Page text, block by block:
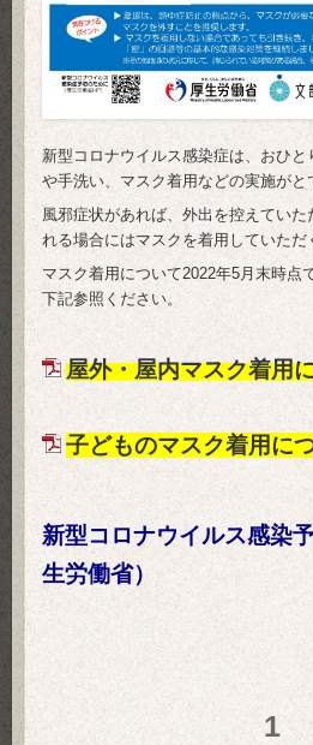
新型コロナウイルス感染症は、おひと
や手洗い、マスク着用などの実施がと
風邪症状があれば、外出を控えてい
れる場合にはマスクを着用していただ
マスク着用について2022年5月末時点
下記参照ください。
屋外・屋内マスク着用
子どものマスク着用に
新型コロナウイルス感染
生労働省）
1